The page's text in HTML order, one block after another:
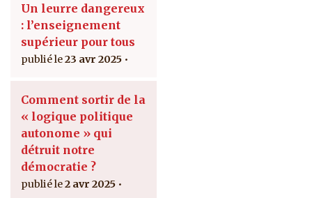
Un leurre dangereux
: l’enseignement
supérieur pour tous
23 avr 2025
Comment sortir de la
« logique politique
autonome » qui
détruit notre
démocratie ?
2 avr 2025